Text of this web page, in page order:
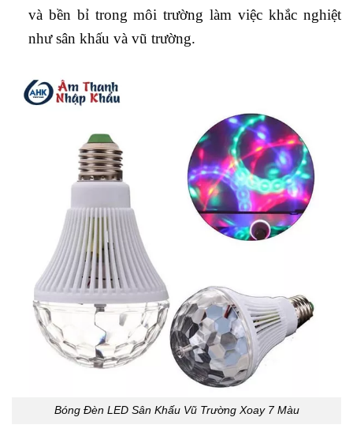
và bền bỉ trong môi trường làm việc khắc nghiệt
như sân khấu và vũ trường.
Bóng Đèn LED Sân Khấu Vũ Trường Xoay 7 Màu